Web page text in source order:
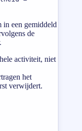
in een gemiddeld
de
activiteit, niet
het
verwijdert.